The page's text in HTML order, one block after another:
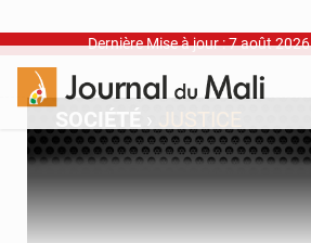
Dernière Mise à jour : 7 août
SOCIÉTÉ ›